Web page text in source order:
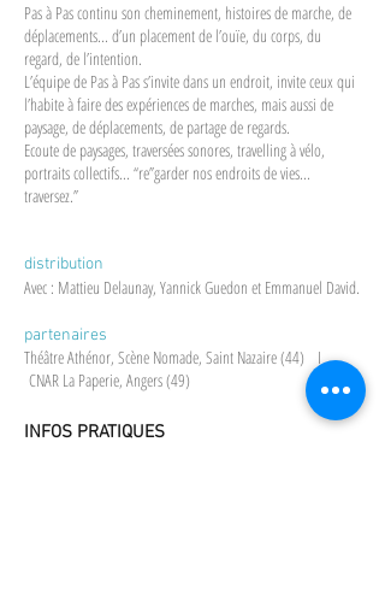
Pas à Pas continu son cheminement, histoires de marche, de
déplacements... d’un placement de l’ouïe, du corps, du
regard, de l’intention.
L’équipe de Pas à Pas s’invite dans un endroit, invite ceux qui
l’habite à faire des expériences de marches, mais aussi de
paysage, de déplacements, de partage de regards.
Ecoute de paysages, traversées sonores, travelling à vélo,
portraits collectifs... “re”garder nos endroits de vies...
traversez.”
​distribution
Avec : Mattieu Delaunay, Yannick Guedon et Emmanuel David.
partenaires
Théâtre Athénor, Scène Nomade, Saint Nazaire (44) I
CNAR La Paperie, Angers (49)
INFOS PRATIQUES